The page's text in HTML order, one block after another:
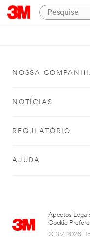
NOSSA
NOTÍCIAS
REGULATÓRIO
AJUDA
Apectos
Cookie
© 3M 2026.